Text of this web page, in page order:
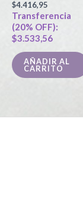
$4.416,95
Transferencia
(20% OFF):
$3.533,56
AÑADIR AL
CARRITO